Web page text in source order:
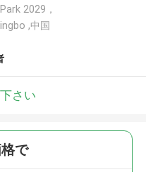
2029，
,中国
さい
で